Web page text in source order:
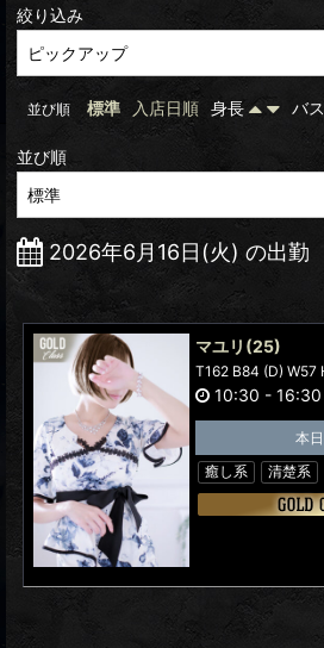
絞り込み
並び順 標準 入店日順 身長 バ
並び順
2026年6月16日(火) の出勤
マユリ (25)
T162 B84 (D) W57
10:30 - 16:30
本
癒し系
清楚系